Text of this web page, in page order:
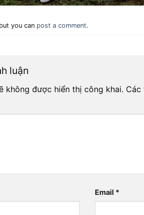
you can post a comment.
luận
không được hiển thị công khai.
Email *